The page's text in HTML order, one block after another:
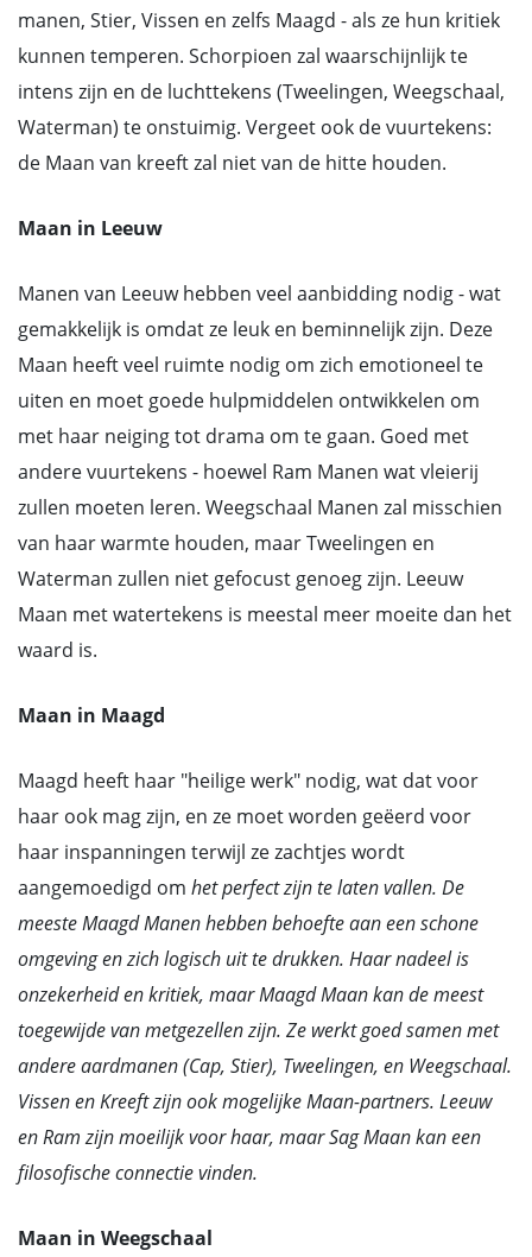
manen, Stier, Vissen en zelfs Maagd - als ze hun kritiek
kunnen temperen. Schorpioen zal waarschijnlijk te
intens zijn en de luchttekens (Tweelingen, Weegschaal,
Waterman) te onstuimig. Vergeet ook de vuurtekens:
de Maan van kreeft zal niet van de hitte houden.
Maan in Leeuw
Manen van Leeuw hebben veel aanbidding nodig - wat
gemakkelijk is omdat ze leuk en beminnelijk zijn. Deze
Maan heeft veel ruimte nodig om zich emotioneel te
uiten en moet goede hulpmiddelen ontwikkelen om
met haar neiging tot drama om te gaan. Goed met
andere vuurtekens - hoewel Ram Manen wat vleierij
zullen moeten leren. Weegschaal Manen zal misschien
van haar warmte houden, maar Tweelingen en
Waterman zullen niet gefocust genoeg zijn. Leeuw
Maan met watertekens is meestal meer moeite dan het
waard is.
Maan in Maagd
Maagd heeft haar "heilige werk" nodig, wat dat voor
haar ook mag zijn, en ze moet worden geëerd voor
haar inspanningen terwijl ze zachtjes wordt
aangemoedigd om hetperfect zijnte laten vallen. De
meeste Maagd Manen hebben behoefte aan een schone
omgeving en zich logisch uit te drukken. Haar nadeel is
onzekerheid en kritiek, maar Maagd Maan kan de meest
toegewijde van metgezellen zijn. Ze werkt goed samen met
andere aardmanen (Cap, Stier), Tweelingen, en Weegschaal.
Vissen en Kreeft zijn ook mogelijke Maan-partners. Leeuw
en Ram zijn moeilijk voor haar, maar Sag Maan kan een
filosofische connectie vinden.
Maan in Weegschaal